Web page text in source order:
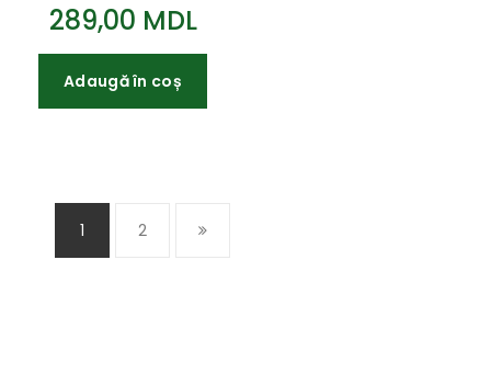
289,00 MDL
Adaugă în coș
1 2